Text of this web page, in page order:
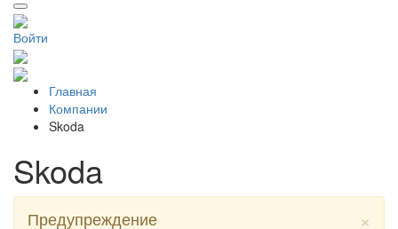
Войти
Главная
Компании
Skoda
Skoda
×
Предупреждение